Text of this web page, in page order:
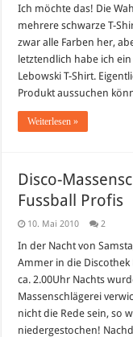
Ich möchte das! Die
mehrere schwarze T-
zwar alle Farben her,
letztendlich habe ich
Lebowski T-Shirt.
Produkt aussuchen
Weiterlesen »
Disco-
Fussball Profis
10. Mai 2010 2
In der Nacht von
Ammer in die
ca. 2.00Uhr Nachts
Massenschlägerei
nicht die Rede sein, so
niedergestochen!